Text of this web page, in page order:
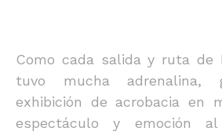
Como cada salida y ruta de
tuvo mucha adrenalina,
exhibición de acrobacia en
espectáculo y emoción